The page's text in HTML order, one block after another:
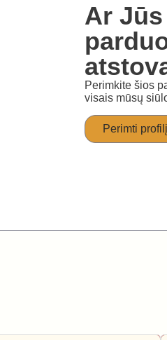
Ar
Perimkite šios
visais mūsų
Perimti profilį